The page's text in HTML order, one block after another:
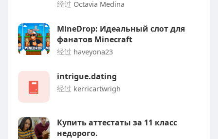
经过 Octavia Medina
MineDrop: Идеальный слот для
фанатов Minecraft
经过 haveyona23
intrigue.dating
经过 kerricartwrigh
Купить аттестаты за 11 класс
недорого.